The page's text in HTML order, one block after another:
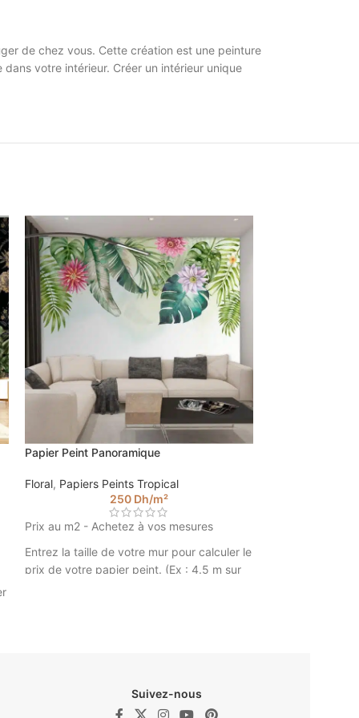
de chez vous. Cette création est une peinture
votre intérieur. Créer un intérieur unique
Papier Peint Panoramique
Floral, Papiers Peints Tropical
250 Dh/m²
Prix au m2 - Achetez à vos mesures
Entrez la taille de votre mur pour calculer le
prix de votre papier peint. (Ex : 4.5 m sur
Suivez-nous